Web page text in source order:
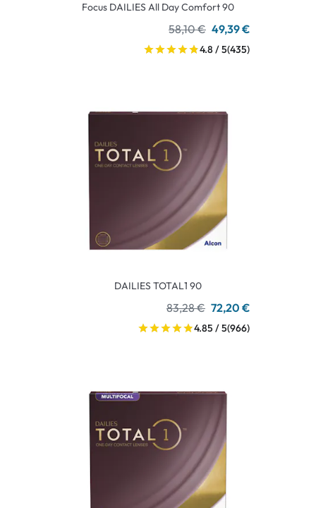
Focus DAILIES All Day Comfort 90
58,10 € 49,39 €
4.8 / 5(435)
DAILIES TOTAL1 90
83,28 € 72,20 €
4.85 / 5(966)